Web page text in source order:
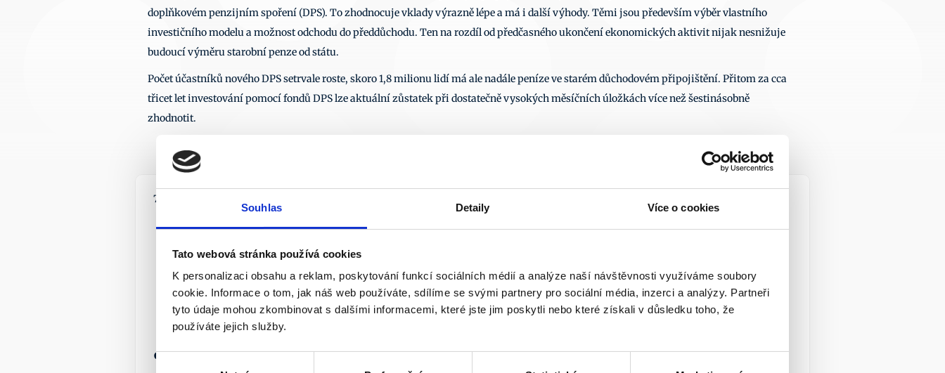
Souhlas Detaily Více o cookies
Tato webová stránka používá cookies
K personalizaci obsahu a reklam, poskytování funkcí sociálních médií a analýze naší návštěvnosti využíváme soubory
cookie. Informace o tom, jak náš web používáte, sdílíme se svými partnery pro sociální média, inzerci a analýzy. Partneři
tyto údaje mohou zkombinovat s dalšími informacemi, které jste jim poskytli nebo které získali v důsledku toho, že
používáte jejich služby.
Výběr
doplňkovém penzijním spoření (DPS). To zhodnocuje vklady výrazně lépe a má i další výhody. Těmi jsou především výběr vlastního
investičního modelu a možnost odchodu do předdůchodu. Ten na rozdíl od předčasného ukončení ekonomických aktivit nijak nesnižuje
budoucí výměru starobní penze od státu.
Počet účastníků nového DPS setrvale roste, skoro 1,8 milionu lidí má ale nadále peníze ve starém důchodovém připojištění. Přitom za cca
třicet let investování pomocí fondů DPS lze aktuální zůstatek při dostatečně vysokých měsíčních úložkách více než šestinásobně
zhodnotit.
7. 8. 2026
¶